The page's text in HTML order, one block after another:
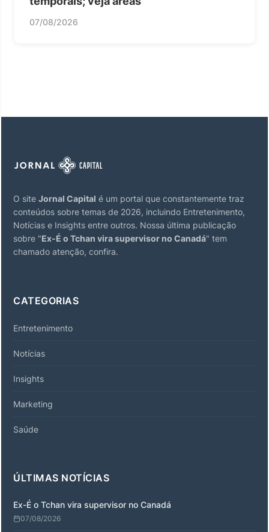
07/08/2026
O site Jornal Capital é um portal que constantemente traz
conteúdos sobre temas de 2026, incluindo Entretenimento,
Notícias e Insights entre outros. Nossa última publicação
sobre "Ex-É o Tchan vira supervisor no Canadá" tem
chamado atenção, confira.
CATEGORIAS
Entretenimento
Notícias
Insights
Marketing
Saúde
ÚLTIMAS NOTÍCIAS
Ex-É o Tchan vira supervisor no Canadá
07/08/2026